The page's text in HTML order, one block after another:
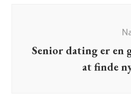
Senior dating er en
at finde